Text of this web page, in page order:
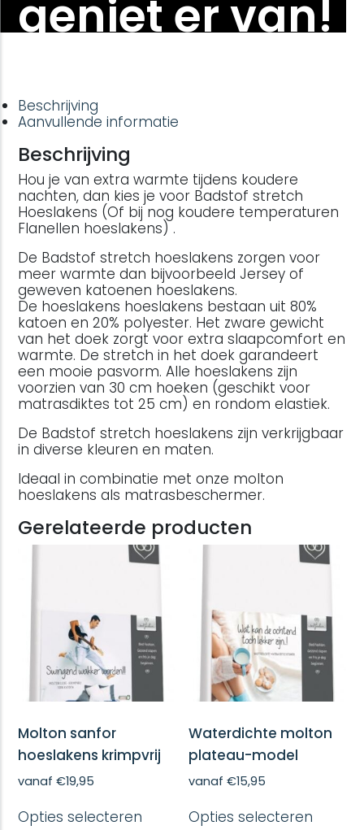
geniet er van!
Beschrijving
Aanvullende informatie
Beschrijving
Hou je van extra warmte tijdens koudere
nachten, dan kies je voor Badstof stretch
Hoeslakens (Of bij nog koudere temperaturen
Flanellen hoeslakens) .
De Badstof stretch hoeslakens zorgen voor
meer warmte dan bijvoorbeeld Jersey of
geweven katoenen hoeslakens.
De hoeslakens hoeslakens bestaan uit 80%
katoen en 20% polyester. Het zware gewicht
van het doek zorgt voor extra slaapcomfort en
warmte. De stretch in het doek garandeert
een mooie pasvorm. Alle hoeslakens zijn
voorzien van 30 cm hoeken (geschikt voor
matrasdiktes tot 25 cm) en rondom elastiek.
De Badstof stretch hoeslakens zijn verkrijgbaar
in diverse kleuren en maten.
Ideaal in combinatie met onze molton
hoeslakens als matrasbeschermer.
Gerelateerde producten
Molton sanfor
hoeslakens krimpvrij
vanaf€19,95
Opties selecteren product
Waterdichte molton
plateau-model
vanaf€15,95
Opties selecteren